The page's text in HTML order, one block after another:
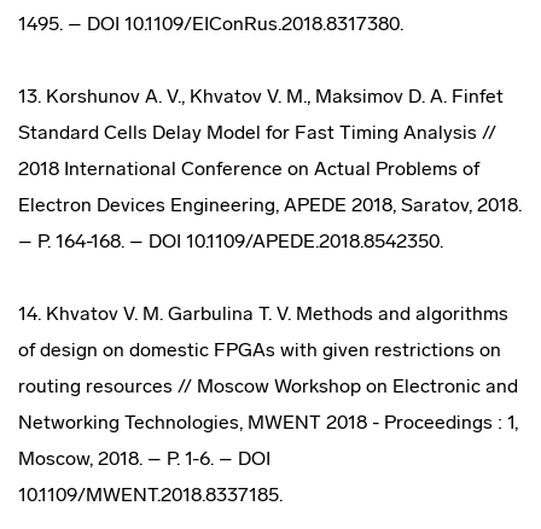
1495. – DOI 10.1109/EIConRus.2018.8317380.
13. Korshunov A. V., Khvatov V. M., Maksimov D. A. Finfet
Standard Cells Delay Model for Fast Timing Analysis //
2018 International Conference on Actual Problems of
Electron Devices Engineering, APEDE 2018, Saratov, 2018.
– P. 164-168. – DOI 10.1109/APEDE.2018.8542350.
14. Khvatov V. M. Garbulina T. V. Methods and algorithms
of design on domestic FPGAs with given restrictions on
routing resources // Moscow Workshop on Electronic and
Networking Technologies, MWENT 2018 - Proceedings : 1,
Moscow, 2018. – P. 1-6. – DOI
10.1109/MWENT.2018.8337185.